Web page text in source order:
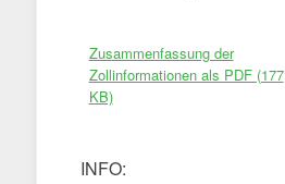
Zusammenfassung der
Zollinformationen als PDF (177
KB)
INFO: